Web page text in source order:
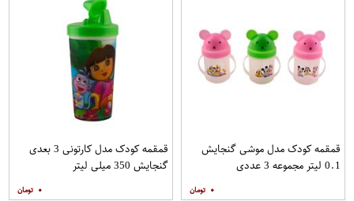
قمقمه کودک مدل موشی گنجایش
0.1 لیتر مجموعه 3 عددی
۰
قمقمه کودک مدل کارتونی 3 بعدی
گنجایش 350 میلی لیتر
۰